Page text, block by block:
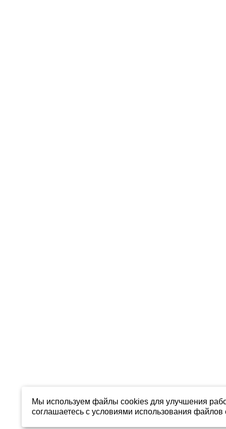
Мы используем файлы cookies для улучшения
соглашаетесь с условиями использования файлов